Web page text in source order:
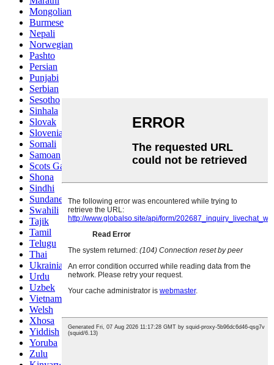
Mongolian
Burmese
Nepali
Norwegian
Pashto
Persian
Punjabi
Serbian
Sesotho
Sinhala
Slovak
Slovenian
Somali
Samoan
Scots Gaelic
Shona
Sindhi
Sundanese
Swahili
Tajik
Tamil
Telugu
Thai
Ukrainian
Urdu
Uzbek
Vietnamese
Welsh
Xhosa
Yiddish
Yoruba
Zulu